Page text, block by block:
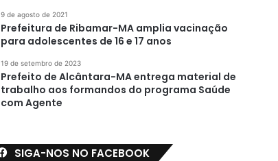
9 de agosto de 2021
Prefeitura de Ribamar-MA amplia vacinação
para adolescentes de 16 e 17 anos
19 de setembro de 2023
Prefeito de Alcântara-MA entrega material de
trabalho aos formandos do programa Saúde
com Agente
SIGA-NOS NO FACEBOOK